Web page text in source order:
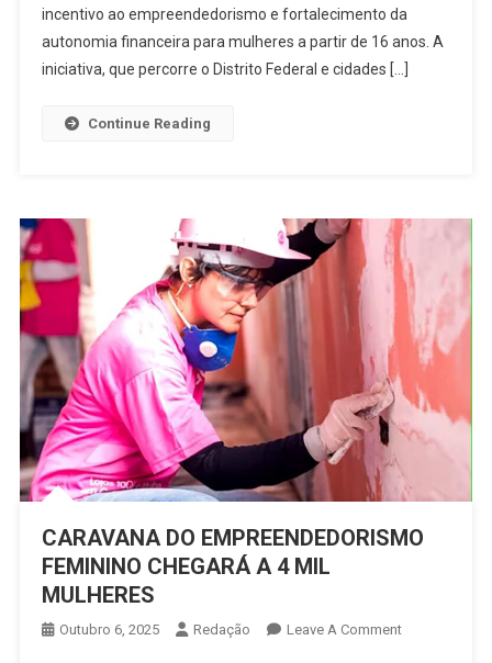
incentivo ao empreendedorismo e fortalecimento da
autonomia financeira para mulheres a partir de 16 anos. A
iniciativa, que percorre o Distrito Federal e cidades […]
Continue Reading
CARAVANA DO EMPREENDEDORISMO
FEMININO CHEGARÁ A 4 MIL
MULHERES
Outubro 6, 2025 Redação Leave A CommentOn